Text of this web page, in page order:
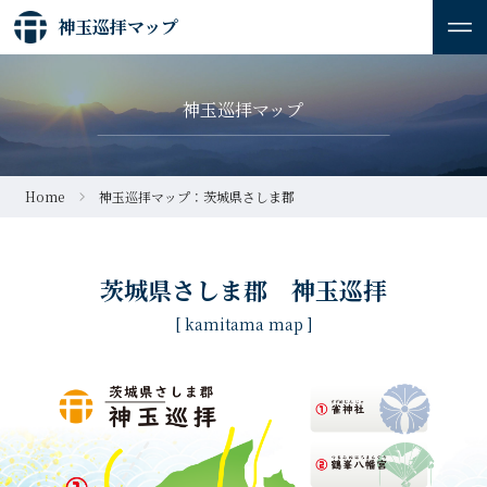
神玉巡拝マップ
神玉巡拝マップ
Home 神玉巡拝マップ：茨城県さしま郡
茨城県さしま郡 神玉巡拝
[ kamitama map ]